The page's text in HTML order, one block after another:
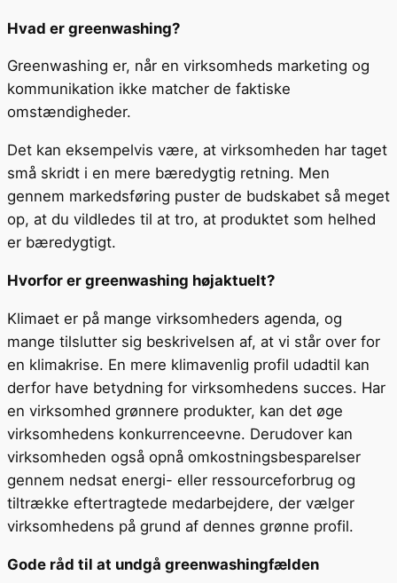
Hvad er greenwashing?
Greenwashing er, når en virksomheds marketing og
kommunikation ikke matcher de faktiske
omstændigheder.
Det kan eksempelvis være, at virksomheden har taget
små skridt i en mere bæredygtig retning. Men
gennem markedsføring puster de budskabet så meget
op, at du vildledes til at tro, at produktet som helhed
er bæredygtigt.
Hvorfor er greenwashing højaktuelt?
Klimaet er på mange virksomheders agenda, og
mange tilslutter sig beskrivelsen af, at vi står over for
en klimakrise. En mere klimavenlig profil udadtil kan
derfor have betydning for virksomhedens succes. Har
en virksomhed grønnere produkter, kan det øge
virksomhedens konkurrenceevne. Derudover kan
virksomheden også opnå omkostningsbesparelser
gennem nedsat energi- eller ressourceforbrug og
tiltrække eftertragtede medarbejdere, der vælger
virksomhedens på grund af dennes grønne profil.
Gode råd til at undgå greenwashingfælden